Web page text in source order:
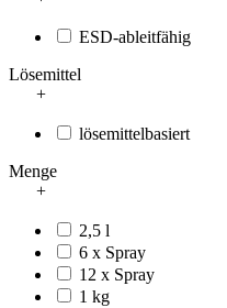
ESD-ableitfähig
Lösemittel
+
lösemittelbasiert
Menge
+
2,5 l
6 x Spray
12 x Spray
1 kg